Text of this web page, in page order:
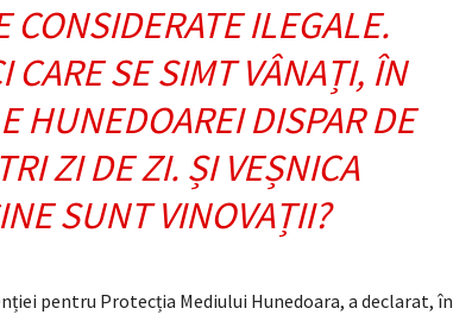
CONSIDERATE ILEGALE.
CARE SE SIMT VÂNAȚI, ÎN
HUNEDOAREI DISPAR DE
ZI DE ZI. ȘI VEȘNICA
SUNT VINOVAȚII?
pentru Protecția Mediului Hunedoara, a declarat, în